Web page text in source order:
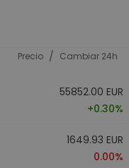
Precio / Cambiar 24h
55852.00 EUR
+0.30%
1649.93 EUR
0.00%